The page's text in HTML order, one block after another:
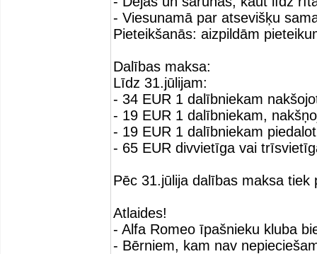
- Viesunamā par atsevišķu
Pieteikšanās: aizpildām
Dalības maksa:
Līdz 31.jūlijam:
- 34 EUR 1 dalībniekam
- 19 EUR 1 dalībniekam,
- 19 EUR 1 dalībniekam
- 65 EUR divvietīga vai
Pēc 31.jūlija dalības maksa tiek
Atlaides!
- Alfa Romeo īpašnieku kluba
- Bērniem, kam nav